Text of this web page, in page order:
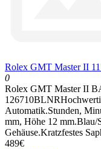
Rolex GMT Master II
0
Rolex GMT Master II
Automatik.Stunden,
mm, Höhe 12 mm.Blau/
Gehäuse.Kratzfestes
489€